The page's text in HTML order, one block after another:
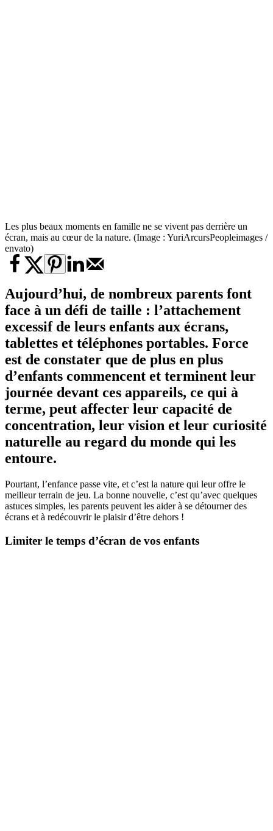
Les plus beaux moments en famille ne se vivent pas derrière un
écran, mais au cœur de la nature. (Image : YuriArcursPeopleimages /
envato)
Aujourd’hui, de nombreux parents font
face à un défi de taille : l’attachement
excessif de leurs enfants aux écrans,
tablettes et téléphones portables. Force
est de constater que de plus en plus
d’enfants commencent et terminent leur
journée devant ces appareils, ce qui à
terme, peut affecter leur capacité de
concentration, leur vision et leur curiosité
naturelle au regard du monde qui les
entoure.
Pourtant, l’enfance passe vite, et c’est la nature qui leur offre le
meilleur terrain de jeu. La bonne nouvelle, c’est qu’avec quelques
astuces simples, les parents peuvent les aider à se détourner des
écrans et à redécouvrir le plaisir d’être dehors !
Limiter le temps d’écran de vos enfants